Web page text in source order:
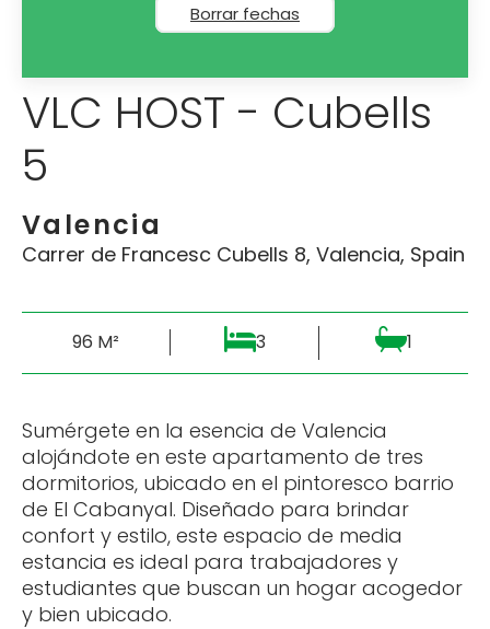
VLC HOST - Cubells
5
Valencia
Carrer de Francesc Cubells 8, Valencia, Spain
96 M² 3 1
Sumérgete en la esencia de Valencia
alojándote en este apartamento de tres
dormitorios, ubicado en el pintoresco barrio
de El Cabanyal. Diseñado para brindar
confort y estilo, este espacio de media
estancia es ideal para trabajadores y
estudiantes que buscan un hogar acogedor
y bien ubicado.
Borrar fechas